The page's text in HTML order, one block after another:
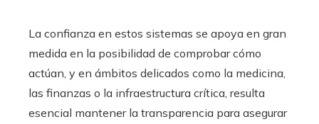
La confianza en estos sistemas se apoya en gran
medida en la posibilidad de comprobar cómo
actúan, y en ámbitos delicados como la medicina,
las finanzas o la infraestructura crítica, resulta
esencial mantener la transparencia para asegurar